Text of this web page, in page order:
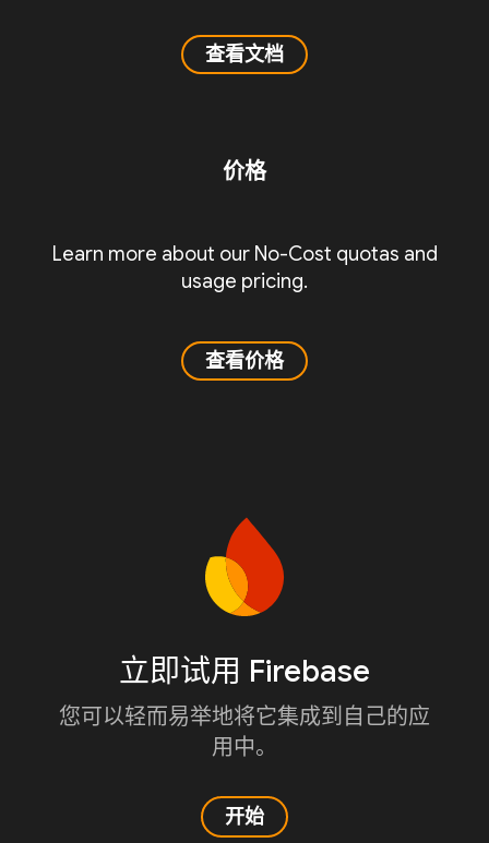
查看文档
价格
Learn more about our No-Cost quotas and
usage pricing.
查看价格
立即试用 Firebase
您可以轻而易举地将它集成到自己的应
用中。
开始